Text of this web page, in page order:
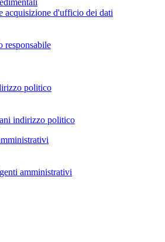
acquisizione d'ufficio dei dati
responsabile
politico
indirizzo politico
amministrativi